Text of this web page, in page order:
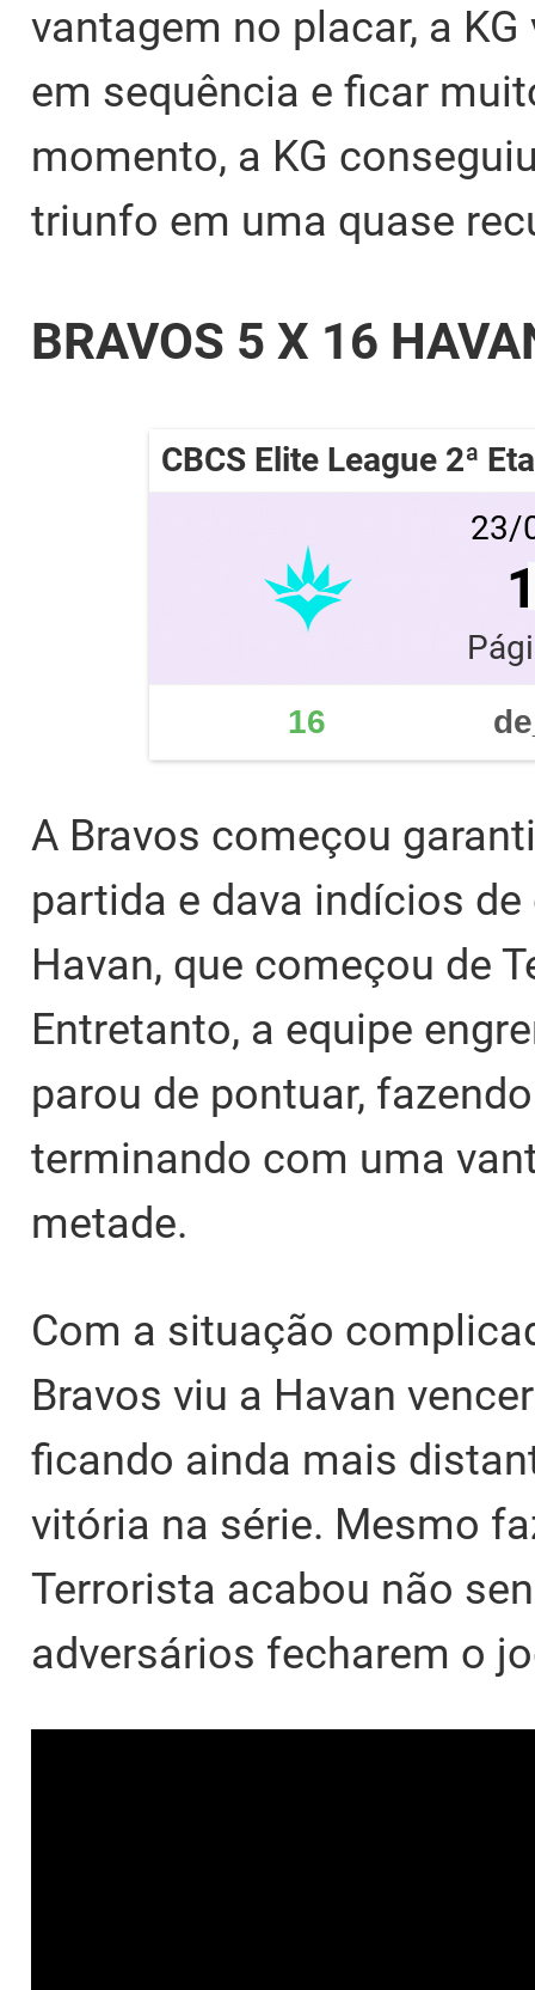
vantagem no placar, a
em sequência e ficar
momento, a KG
triunfo em uma quase
BRAVOS 5 X 16
CBCS Elite League 2ª
23/
16
A Bravos começou
partida e dava indícios
Havan, que começou de
Entretanto, a equipe
parou de pontuar,
terminando com uma
metade.
Com a situação
Bravos viu a Havan
ficando ainda mais
vitória na série. Mesmo
Terrorista acabou não
adversários fecharem o